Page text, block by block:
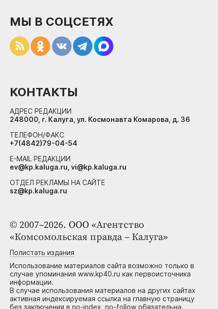
© 2007–2026. ООО «Агентство
«Комсомольская правда – Калуга»
Полистать издания
Использование материалов сайта возможно только в
случае упоминания www.kp40.ru как первоисточника
информации.
В случае использования материалов на других сайтах
активная индексируемая ссылка на главную страницу
без заключения в no-index, no-follow обязательна.
МЫ В СОЦСЕТЯХ
КОНТАКТЫ
АДРЕС РЕДАКЦИИ
248000, г. Калуга, ул. Космонавта Комарова, д. 36
ТЕЛЕФОН/ФАКС
+7(4842)79-04-54
E-MAIL РЕДАКЦИИ
ev@kp.kaluga.ru, vi@kp.kaluga.ru
ОТДЕЛ РЕКЛАМЫ НА САЙТЕ
sz@kp.kaluga.ru